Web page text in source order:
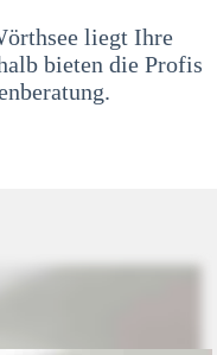
liegt Ihre
bieten die Profis